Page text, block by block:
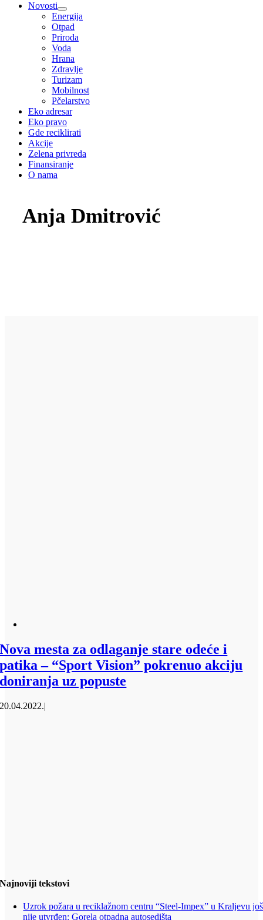
Novosti
Energija
Otpad
Priroda
Voda
Hrana
Zdravlje
Turizam
Mobilnost
Pčelarstvo
Eko adresar
Eko pravo
Gde reciklirati
Akcije
Zelena privreda
Finansiranje
O nama
Anja Dmitrović
Nova mesta za odlaganje stare odeće i
patika – “Sport Vision” pokrenuo akciju
doniranja uz popuste
20.04.2022.|
Najnoviji tekstovi
Uzrok požara u reciklažnom centru “Steel-Impex” u Kraljevu još
nije utvrđen: Gorela otpadna autosedišta